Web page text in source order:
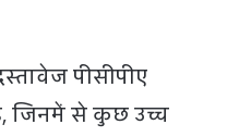
पीसीपीए
जिनमें से कुछ उच्च